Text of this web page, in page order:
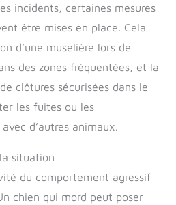
incidents, certaines mesures
être mises en place. Cela
d’une muselière lors de
des zones fréquentées, et la
clôtures sécurisées dans le
les fuites ou les
d’autres animaux.
situation
du comportement agressif
chien qui mord peut poser